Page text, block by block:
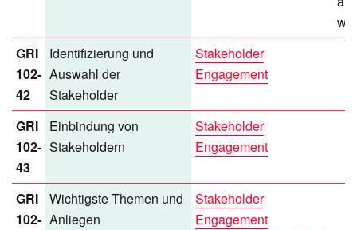
GRI
102-
42
Identifizierung und
Auswahl der
Stakeholder
Stakeholder
Engagement
GRI
102-
43
Einbindung von
Stakeholdern
Stakeholder
Engagement
GRI
102-
Wichtigste Themen und
Anliegen
Stakeholder
Engagement